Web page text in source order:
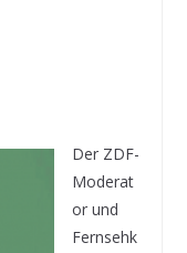
Der ZDF-
Moderat
or und
Fernsehk